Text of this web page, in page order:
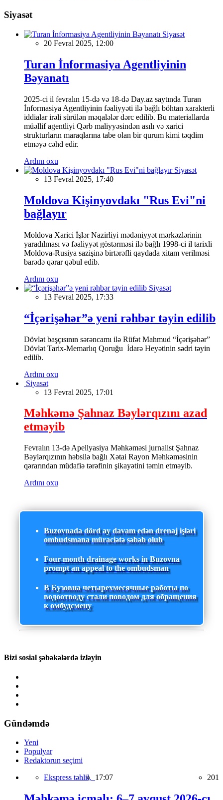
Siyasət
Siyasət
20 Fevral 2025, 12:00
Turan İnformasiya Agentliyinin
Bəyanatı
2025-ci il fevralın 15-də və 18-də Day.az saytında Turan
İnformasiya Agentliyinin fəaliyyəti ilə bağlı böhtan xarakterli
iddialar irəli sürülən məqalələr dərc edilib. Bu materiallarda
müəllif agentliyi Qərb maliyyəsindən asılı və xarici
strukturların maraqlarına tabe olan bir qurum kimi təqdim
etməyə cəhd edir.
Ardını oxu
Siyasət
13 Fevral 2025, 17:40
Moldova Kişinyovdakı "Rus Evi"ni
bağlayır
Moldova Xarici İşlər Nazirliyi mədəniyyət mərkəzlərinin
yaradılması və fəaliyyət göstərməsi ilə bağlı 1998-ci il tarixli
Moldova-Rusiya sazişinə birtərəfli qaydada xitam verilməsi
barədə qərar qəbul edib.
Ardını oxu
Siyasət
13 Fevral 2025, 17:33
“İçərişəhər”ə yeni rəhbər təyin edilib
Dövlət başçısının sərəncamı ilə Rüfət Mahmud “İçərişəhər”
Dövlət Tarix-Memarlıq Qoruğu İdarə Heyətinin sədri təyin
edilib.
Ardını oxu
Siyasət
13 Fevral 2025, 17:01
Məhkəmə Şahnaz Bəylərqızını azad
etməyib
Fevralın 13-də Apellyasiya Məhkəməsi jurnalist Şahnaz
Bəylərqızının həbsilə bağlı Xətai Rayon Məhkəməsinin
qərarından müdafiə tərəfinin şikayətini təmin etməyib.
Ardını oxu
Buzovnada dörd ay davam edən drenaj işləri
ombudsmana müraciətə səbəb olub
Four-month drainage works in Buzovna
prompt an appeal to the ombudsman
В Бузовна четырехмесячные работы по
водоотводу стали поводом для обращения
к омбудсмену
Bizi sosial şəbəkələrdə izləyin
Gündəmdə
Yeni
Populyar
Redaktorun seçimi
Ekspress təhlil, 17:07 201